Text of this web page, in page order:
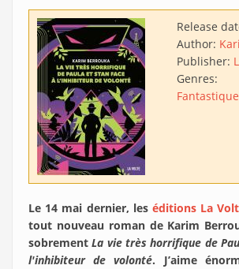
Release
Author:
Publisher:
Genres:
Fantastique
Le 14 mai dernier, les éditions La
tout nouveau roman de Karim
sobrementLa vie très horrifique de
l'inhibiteur de volonté. J’aime